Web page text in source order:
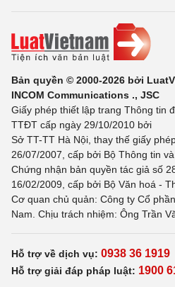
Bản quyền © 2000-2026 bởi
INCOM Communications ., JSC
Giấy phép thiết lập trang Thông tin
TTĐT cấp ngày 29/10/2010 bởi
Sở TT-TT Hà Nội, thay thế giấy
26/07/2007, cấp bởi Bộ Thông tin
Chứng nhận bản quyền tác giả số
16/02/2009, cấp bởi Bộ Văn hoá -
Cơ quan chủ quản: Công ty Cổ
Nam. Chịu trách nhiệm: Ông Trần
Hỗ trợ về dịch vụ: 0938 36 1919
Hỗ trợ giải đáp pháp luật: 1900